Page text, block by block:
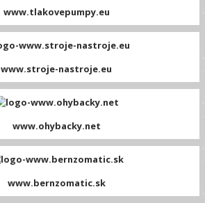
www.tlakovepumpy.eu
www.stroje-nastroje.eu
www.ohybacky.net
www.bernzomatic.sk